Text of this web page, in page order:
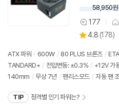
58,950원
상
품
견
177
별
점
4.8 (상
리
뷰
178)
ATX 파워 / 600W / 80 PLUS 브론즈 /
TANDARD+ / 전압변동: ±0.3% / +12V 가
140mm / 무상 7년 / 팬리스모드 / 자동 팬
TIP 정격별 인기 파워는?